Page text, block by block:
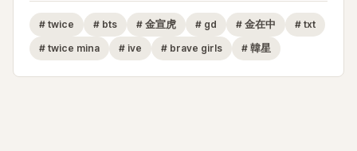
# twice # bts # 金宣虎 # gd # 金在中 # txt
# twice mina # ive # brave girls # 韓星